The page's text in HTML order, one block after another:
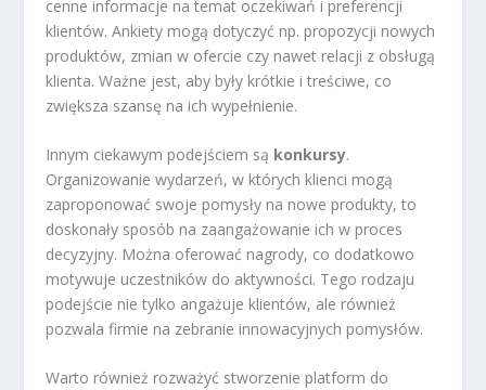
cenne informacje na temat oczekiwań i preferencji
klientów. Ankiety mogą dotyczyć np. propozycji nowych
produktów, zmian w ofercie czy nawet relacji z obsługą
klienta. Ważne jest, aby były krótkie i treściwe, co
zwiększa szansę na ich wypełnienie.
Innym ciekawym podejściem są konkursy.
Organizowanie wydarzeń, w których klienci mogą
zaproponować swoje pomysły na nowe produkty, to
doskonały sposób na zaangażowanie ich w proces
decyzyjny. Można oferować nagrody, co dodatkowo
motywuje uczestników do aktywności. Tego rodzaju
podejście nie tylko angażuje klientów, ale również
pozwala firmie na zebranie innowacyjnych pomysłów.
Warto również rozważyć stworzenie platform do